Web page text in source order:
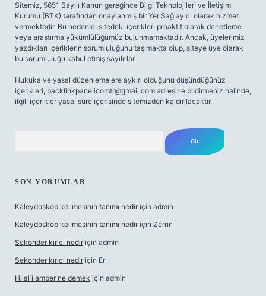
Sitemiz, 5651 Sayılı Kanun gereğince Bilgi Teknolojileri ve İletişim
Kurumu (BTK) tarafından onaylanmış bir Yer Sağlayıcı olarak hizmet
vermektedir. Bu nedenle, sitedeki içerikleri proaktif olarak denetleme
veya araştırma yükümlülüğümüz bulunmamaktadır. Ancak, üyelerimiz
yazdıkları içeriklerin sorumluluğunu taşımakta olup, siteye üye olarak
bu sorumluluğu kabul etmiş sayılırlar.
Hukuka ve yasal düzenlemelere aykırı olduğunu düşündüğünüz
içerikleri, backlinkpanelicomtr@gmail.com adresine bildirmeniz halinde,
ilgili içerikler yasal süre içerisinde sitemizden kaldırılacaktır.
SON YORUMLAR
Kaleydoskop kelimesinin tanımı nedir için admin
Kaleydoskop kelimesinin tanımı nedir için Zerrin
Sekonder kırıcı nedir için admin
Sekonder kırıcı nedir için Er
Hilal i amber ne demek için admin